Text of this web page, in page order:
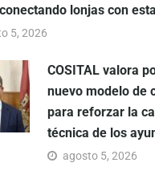
lonjas con
5, 2026
COSITAL valora
nuevo modelo de
para reforzar la
técnica de los
agosto 5, 2026